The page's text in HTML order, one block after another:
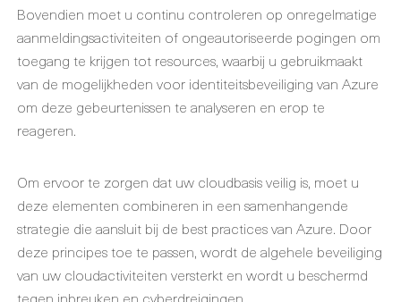
Bovendien moet u continu controleren op onregelmatige
aanmeldingsactiviteiten of ongeautoriseerde pogingen om
toegang te krijgen tot resources, waarbij u gebruikmaakt
van de mogelijkheden voor identiteitsbeveiliging van Azure
om deze gebeurtenissen te analyseren en erop te
reageren.
Om ervoor te zorgen dat uw cloudbasis veilig is, moet u
deze elementen combineren in een samenhangende
strategie die aansluit bij de best practices van Azure. Door
deze principes toe te passen, wordt de algehele beveiliging
van uw cloudactiviteiten versterkt en wordt u beschermd
tegen inbreuken en cyberdreigingen.